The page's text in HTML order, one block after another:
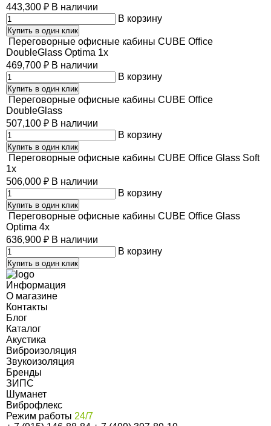
443,300 ₽ В наличии
В корзину
Купить в один клик
Переговорные офисные кабины CUBE Office
DoubleGlass Optima 1x
469,700 ₽ В наличии
В корзину
Купить в один клик
Переговорные офисные кабины CUBE Office
DoubleGlass
507,100 ₽ В наличии
В корзину
Купить в один клик
Переговорные офисные кабины CUBE Office Glass Soft
1x
506,000 ₽ В наличии
В корзину
Купить в один клик
Переговорные офисные кабины CUBE Office Glass
Optima 4x
636,900 ₽ В наличии
В корзину
Купить в один клик
Информация
О магазине
Контакты
Блог
Каталог
Акустика
Виброизоляция
Звукоизоляция
Бренды
ЗИПС
Шуманет
Виброфлекс
Режим работы 24/7